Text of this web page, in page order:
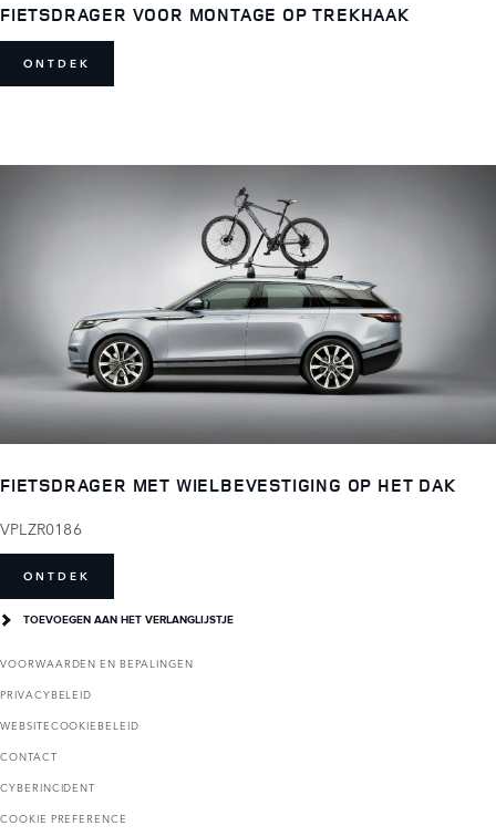
FIETSDRAGER VOOR MONTAGE OP TREKHAAK
ONTDEK
FIETSDRAGER MET WIELBEVESTIGING OP HET DAK
VPLZR0186
ONTDEK
TOEVOEGEN AAN HET VERLANGLIJSTJE
VOORWAARDEN EN BEPALINGEN
PRIVACYBELEID
WEBSITECOOKIEBELEID
CONTACT
CYBERINCIDENT
COOKIE PREFERENCE